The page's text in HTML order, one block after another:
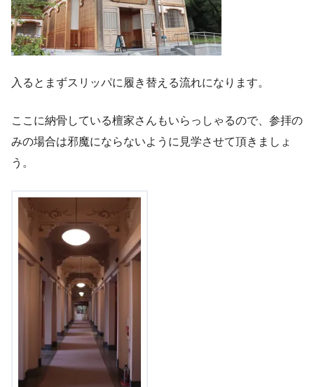
入るとまずスリッパに履き替える流れになります。
ここに納骨している檀家さんもいらっしゃるので、参拝の
みの場合は邪魔にならないように見学させて頂きましょ
う。